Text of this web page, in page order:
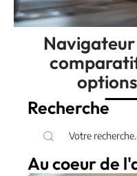
Navigateur
Recherche
Au coeur de